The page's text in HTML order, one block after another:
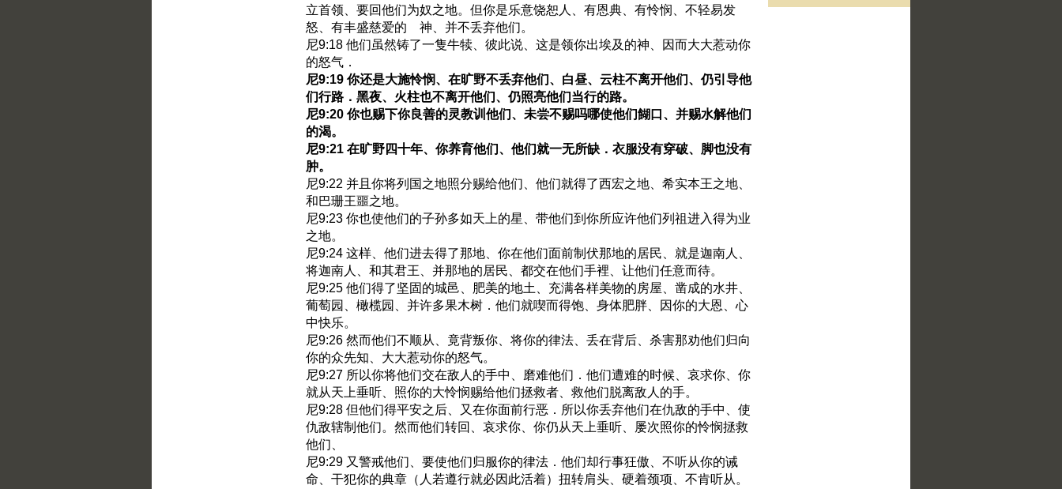
立首领、要回他们为奴之地。但你是乐意饶恕人、有恩典、有怜悯、不轻易发
怒、有丰盛慈爱的 神、并不丢弃他们。
尼9:18 他们虽然铸了一隻牛犊、彼此说、这是领你出埃及的神、因而大大惹动你
的怒气．
尼9:19 你还是大施怜悯、在旷野不丢弃他们、白昼、云柱不离开他们、仍引导他
们行路．黑夜、火柱也不离开他们、仍照亮他们当行的路。
尼9:20 你也赐下你良善的灵教训他们、未尝不赐吗哪使他们餬口、并赐水解他们
的渴。
尼9:21 在旷野四十年、你养育他们、他们就一无所缺．衣服没有穿破、脚也没有
肿。
尼9:22 并且你将列国之地照分赐给他们、他们就得了西宏之地、希实本王之地、
和巴珊王噩之地。
尼9:23 你也使他们的子孙多如天上的星、带他们到你所应许他们列祖进入得为业
之地。
尼9:24 这样、他们进去得了那地、你在他们面前制伏那地的居民、就是迦南人、
将迦南人、和其君王、并那地的居民、都交在他们手裡、让他们任意而待。
尼9:25 他们得了坚固的城邑、肥美的地土、充满各样美物的房屋、凿成的水井、
葡萄园、橄榄园、并许多果木树．他们就喫而得饱、身体肥胖、因你的大恩、心
中快乐。
尼9:26 然而他们不顺从、竟背叛你、将你的律法、丢在背后、杀害那劝他们归向
你的众先知、大大惹动你的怒气。
尼9:27 所以你将他们交在敌人的手中、磨难他们．他们遭难的时候、哀求你、你
就从天上垂听、照你的大怜悯赐给他们拯救者、救他们脱离敌人的手。
尼9:28 但他们得平安之后、又在你面前行恶．所以你丢弃他们在仇敌的手中、使
仇敌辖制他们。然而他们转回、哀求你、你仍从天上垂听、屡次照你的怜悯拯救
他们、
尼9:29 又警戒他们、要使他们归服你的律法．他们却行事狂傲、不听从你的诫
命、干犯你的典章（人若遵行就必因此活着）扭转肩头、硬着颈项、不肯听从。